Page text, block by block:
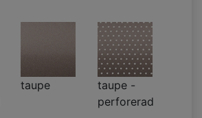
taupe
taupe -
perforerad